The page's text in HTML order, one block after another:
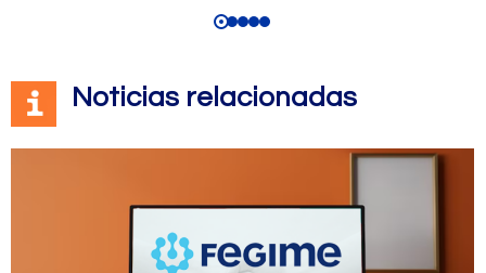
Noticias relacionadas